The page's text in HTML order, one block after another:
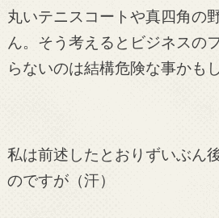
丸いテニスコートや真四角の
ん。そう考えるとビジネスの
らないのは結構危険な事かも
私は前述したとおりずいぶん
のですが（汗）